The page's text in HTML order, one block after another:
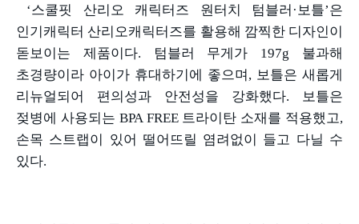
‘스쿨핏 산리오 캐릭터즈 원터치 텀블러 ·보틀’은
인기캐릭터 산리오캐릭터즈를 활용해 깜찍한 디자인이
돋보이는 제품이다. 텀블러 무게가 197g 불과해
초경량이라 아이가 휴대하기에 좋으며 , 보틀은 새롭게
리뉴얼되어 편의성과 안전성을 강화했다. 보틀은
젖병에 사용되는 BPA FREE 트라이탄 소재를 적용했고,
손목 스트랩이 있어 떨어뜨릴 염려없이 들고 다닐 수
있다.